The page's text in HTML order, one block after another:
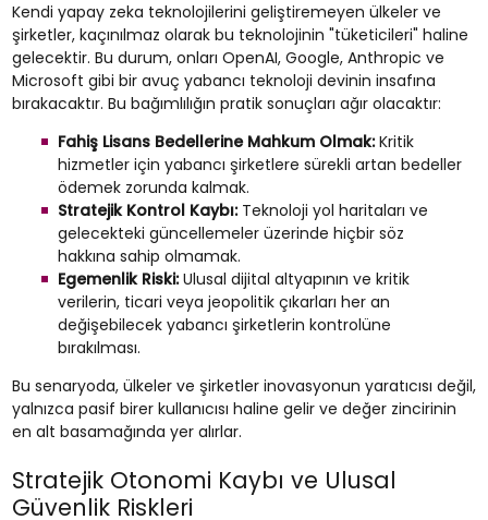
Kendi yapay zeka teknolojilerini geliştiremeyen ülkeler ve
şirketler, kaçınılmaz olarak bu teknolojinin "tüketicileri" haline
gelecektir. Bu durum, onları OpenAI, Google, Anthropic ve
Microsoft gibi bir avuç yabancı teknoloji devinin insafına
bırakacaktır. Bu bağımlılığın pratik sonuçları ağır olacaktır:
Fahiş Lisans Bedellerine Mahkum Olmak:Kritik
hizmetler için yabancı şirketlere sürekli artan bedeller
ödemek zorunda kalmak.
Stratejik Kontrol Kaybı:Teknoloji yol haritaları ve
gelecekteki güncellemeler üzerinde hiçbir söz
hakkına sahip olmamak.
Egemenlik Riski:Ulusal dijital altyapının ve kritik
verilerin, ticari veya jeopolitik çıkarları her an
değişebilecek yabancı şirketlerin kontrolüne
bırakılması.
Bu senaryoda, ülkeler ve şirketler inovasyonun yaratıcısı değil,
yalnızca pasif birer kullanıcısı haline gelir ve değer zincirinin
en alt basamağında yer alırlar.
Stratejik Otonomi Kaybı ve Ulusal
Güvenlik Riskleri